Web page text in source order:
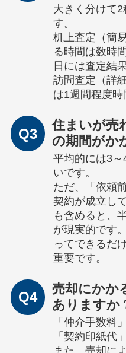
大きく分けて
す。
机上査定（簡
る時間は数時
日には査定結
訪問査定（詳
は1週間程度時
Q3
住まいが売
の期間がか
平均的には3
いです。
ただ、「依頼
契約が成立し
も含めると、
が現実的です
ってできるだ
重要です。
Q4
売却にかか
ありますか
「仲介手数料
「契約印紙代
また、売却に